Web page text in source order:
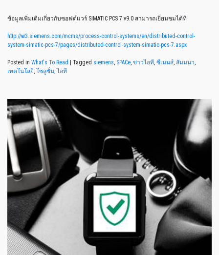
ข้อมูลเพิ่มเติมเกี่ยวกับซอฟต์แวร์ SIMATIC PCS 7 v9.0 สามารถเยี่ยมชมได้ที่
http://w3.siemens.com/mcms/process-control-systems/en/distributed-control-
system-simatic-pcs-7/pages/distributed-control-system-simatic-pcs-7.aspx
Posted in What's To Read Tagged siemens, SPACe, ข่าวไอที, ซีเมนส์, สัมมนา,
เทคโนโลยี, โซลูชั่น, ไอที